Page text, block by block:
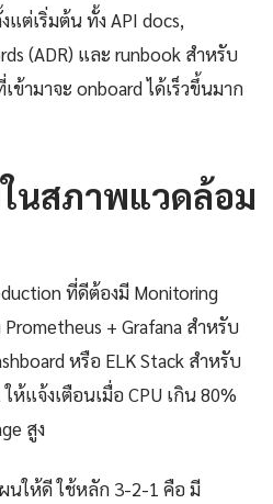
ต่เริ่มต้น ทั้ง API docs,
(ADR) และ runbook สำหรับ
ข้ามาจะ onboard ได้เร็วขึ้นมาก
นสภาพแวดล้อม
ที่ดีต้องมี Monitoring
+ Grafana สำหรับ
หรือ ELK Stack สำหรับ
ห้แจ้งเตือนเมื่อ CPU เกิน 80%
สูง
นให้ดี ใช้หลัก 3-2-1 คือ มี